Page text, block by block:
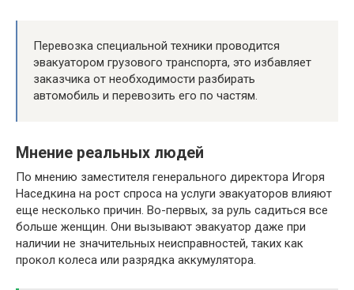
Перевозка специальной техники проводится
эвакуатором грузового транспорта, это избавляет
заказчика от необходимости разбирать
автомобиль и перевозить его по частям.
Мнение реальных людей
По мнению заместителя генерального директора Игоря
Наседкина на рост спроса на услуги эвакуаторов влияют
еще несколько причин. Во-первых, за руль садиться все
больше женщин. Они вызывают эвакуатор даже при
наличии не значительных неисправностей, таких как
прокол колеса или разрядка аккумулятора.